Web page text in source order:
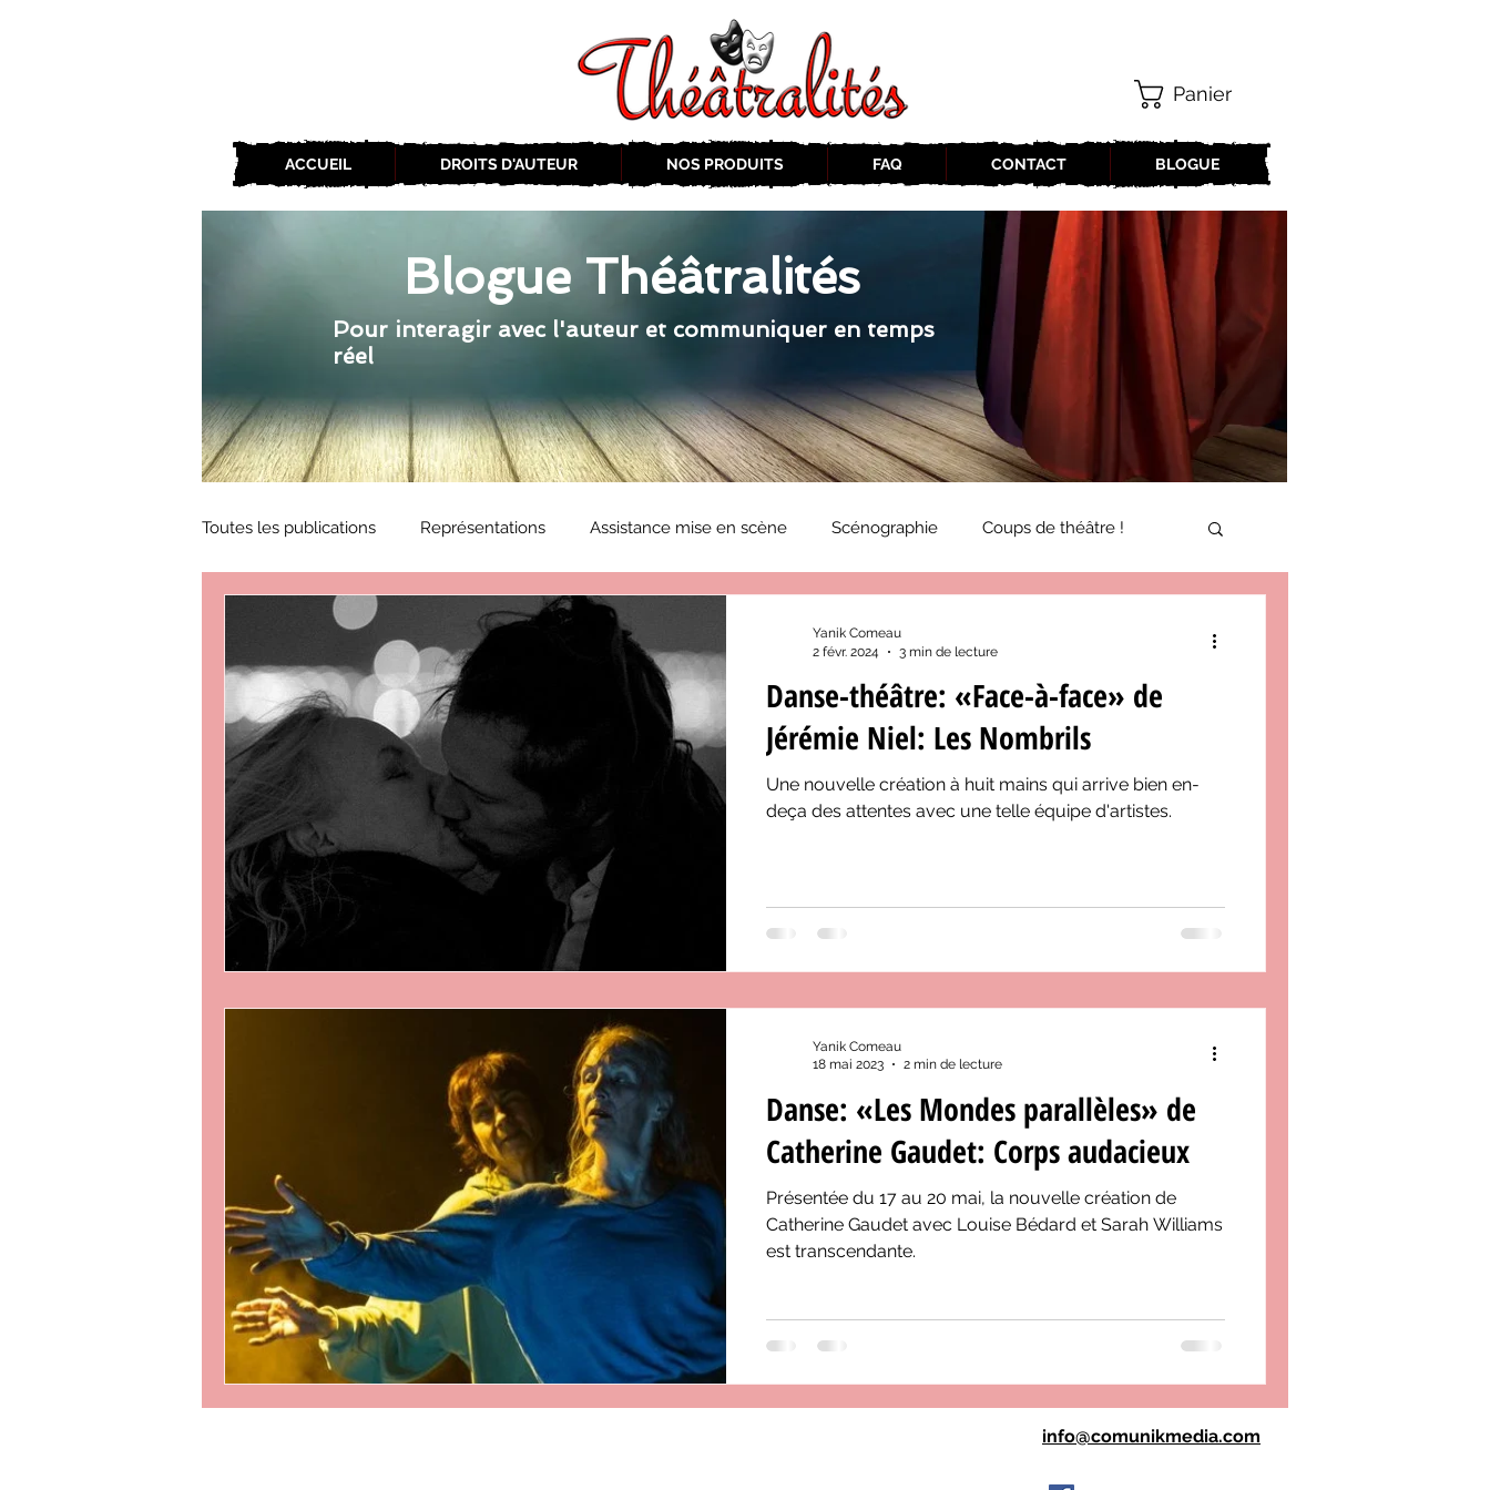
ACCUEIL DROITS D'AUTEUR NOS PRODUITS FAQ CONTACT BLOGUE
Panier
Blogue Théâtralités
Pour interagir avec l'auteur et communiquer en temps
réel
Toutes les publications Représentations Assistance mise en scène Scénographie Coups de théâtre !
Zone Culture ZoneCulture 2019-2020 Éphémérides du théâtre QC
ZoneCulture 2018-2019 Journal «BIENVENUE À BORD!» ZoneCulture 2021-2022
ZoneCulture 2022-2023 ZoneCulture 2023-2024 ZoneCulture 2024-2025 ZoneCulture 2025-2026
critique théâtre Rhinocéros ZoneCulture 2026-2027
Danse-théâtre: «Face-à-face» de
Jérémie Niel: Les Nombrils
Une nouvelle création à huit mains qui arrive bien en-
deça des attentes avec une telle équipe d'artistes.
Yanik Comeau
2 févr. 2024
3 min de lecture
Danse: «Les Mondes parallèles» de
Catherine Gaudet: Corps audacieux
Présentée du 17 au 20 mai, la nouvelle création de
Catherine Gaudet avec Louise Bédard et Sarah Williams
est transcendante.
Yanik Comeau
18 mai 2023
2 min de lecture
info@comunikmedia.com